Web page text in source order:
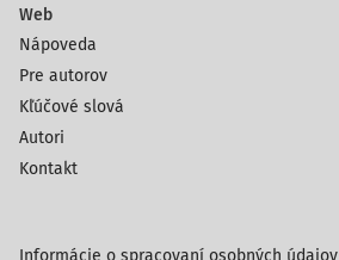
Web
Nápoveda
Pre autorov
Kľúčové slová
Autori
Kontakt
Informácie o spracovaní osobných údajov